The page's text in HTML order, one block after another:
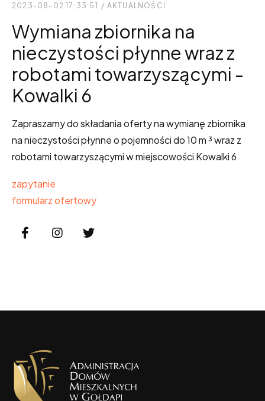
2023-08-02 17:33:51 / AKTUALNOŚCI
Wymiana zbiornika na
nieczystości płynne wraz z
robotami towarzyszącymi -
Kowalki 6
Zapraszamy do składania oferty na wymianę zbiornika
na nieczystości płynne o pojemności do 10 m ³ wraz z
robotami towarzyszącymi w miejscowości Kowalki 6
zapytanie
formularz ofertowy